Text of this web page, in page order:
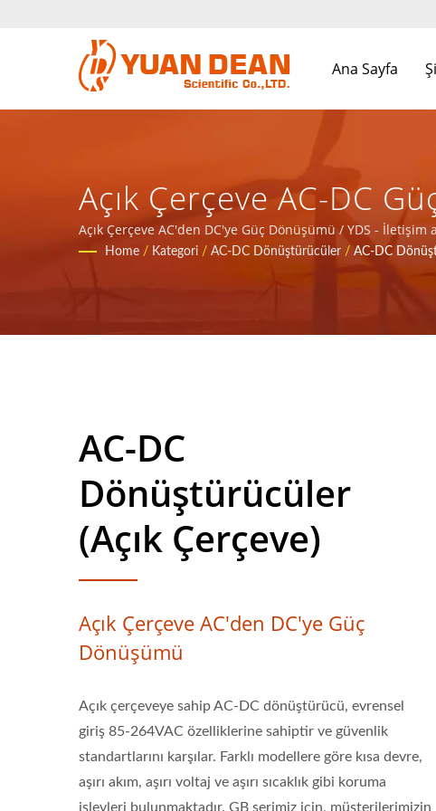
Ana Sayfa
Açık Çerçeve AC-DC
Için Manyetik Bileşenler
Açık Çerçeve AC'den DC'ye Güç Dönüşümü / YDS -
Home / Kategori / AC-DC Dönüştürücüler / AC-DC
AC-DC
Dönüştürücüler
(Açık Çerçeve)
Açık Çerçeve AC'den DC'ye Güç
Dönüşümü
Açık çerçeveye sahip AC-DC dönüştürücü, evrensel
giriş 85-264VAC özelliklerine sahiptir ve güvenlik
standartlarını karşılar. Farklı modellere göre kısa devre,
aşırı akım, aşırı voltaj ve aşırı sıcaklık gibi koruma
işlevleri bulunmaktadır. GB serimiz için, müşterilerimizin